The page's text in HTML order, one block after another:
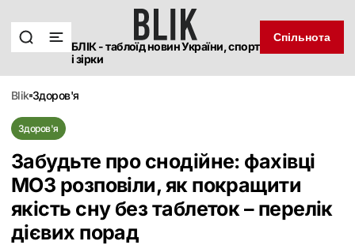
БЛІК - таблоїд новин України, спорт
і зірки
Спільнота
blik здоров'я
Здоров'я
Забудьте про снодійне: фахівці
МОЗ розповіли, як покращити
якість сну без таблеток – перелік
дієвих порад